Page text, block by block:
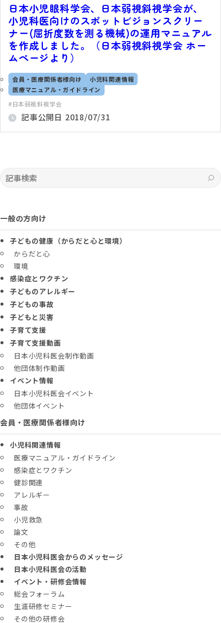
日本小児眼科学会、日本弱視斜視学会が、
小児科医向けのスポットビジョンスクリー
ナー(屈折度数を測る機械)の運用マニュアル
を作成しました。（日本弱視斜視学会 ホー
ムページより）
会員・医療関係者様向け
小児科関連情報
医療マニュアル・ガイドライン
日本弱視斜視学会
記事公開日 2018/07/31
記事検索
一般の方向け
子どもの健康（からだと心と環境）
からだと心
環境
感染症とワクチン
子どものアレルギー
子どもの事故
子どもと災害
子育て支援
子育て支援動画
日本小児科医会制作動画
他団体制作動画
イベント情報
日本小児科医会イベント
他団体イベント
会員・医療関係者様向け
小児科関連情報
医療マニュアル・ガイドライン
感染症とワクチン
健診関連
アレルギー
事故
小児救急
論文
その他
日本小児科医会からのメッセージ
日本小児科医会の活動
イベント・研修会情報
総会フォーラム
生涯研修セミナー
その他の研修会